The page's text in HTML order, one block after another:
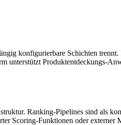
konfigurierbare Schichten trennt.
unterstützt Produktentdeckungs-
Ranking-Pipelines sind als
Scoring-Funktionen oder externer